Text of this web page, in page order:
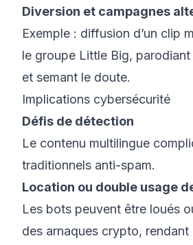
Diversion et campagnes
Exemple : diffusion d’un clip
le groupe Little Big,
et semant le doute.
Implications cybersécurité
Défis de détection
Le contenu multilingue
traditionnels anti-spam.
Location ou double usage
Les bots peuvent être loués
des arnaques crypto, rendant